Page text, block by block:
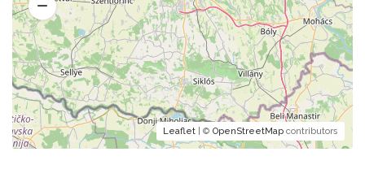
Leaflet | © OpenStreetMap contributors